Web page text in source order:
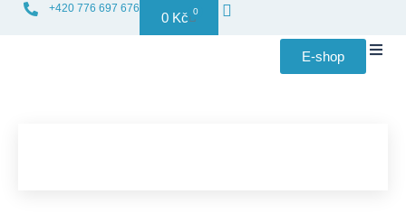
+420 776 697 676
0 Kč 0
E-shop